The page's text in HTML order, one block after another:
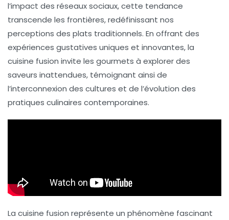
l’impact des réseaux sociaux, cette tendance
transcende les frontières, redéfinissant nos
perceptions des plats traditionnels. En offrant des
expériences gustatives uniques et innovantes, la
cuisine fusion invite les gourmets à explorer des
saveurs inattendues, témoignant ainsi de
l’interconnexion des cultures et de l’évolution des
pratiques culinaires contemporaines.
La cuisine fusion représente un phénomène fascinant